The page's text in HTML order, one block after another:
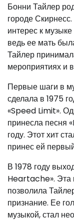
Бонни Тайлер
городе
интерес к
ведь ее мать
Тайлер
мероприятиях и
Первые шаги в
сделала в 1975
«Speed Limit».
принесла песня
году. Этот хит
принес ей
В 1978 году
Heartache». Эта
позволила
признание. Ее
музыкой, стал